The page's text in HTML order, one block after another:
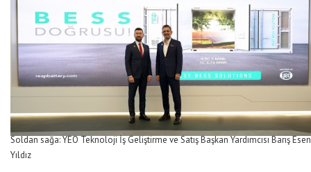
Soldan sağa: YEO Teknoloji İş Geliştirme ve Satış Başkan Yardımcısı Barış
Yıldız